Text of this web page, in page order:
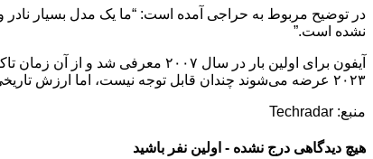
نشده است.”
آیفون برای اولین بار در سال
۲۰۲۳ عرضه می‌شوند چندان قابل توجه نیست، اما ارزش تاریخی آن غیر قابل انکار است. ما احتمالا در آینده شاهد فروش این آیفون‌های نسل اول به قیمت ۲۰۰۰۰۰ دلار خواهیم بود.
منبع: Techradar
هیچ دیدگاهی درج نشده - اولین نفر باشید